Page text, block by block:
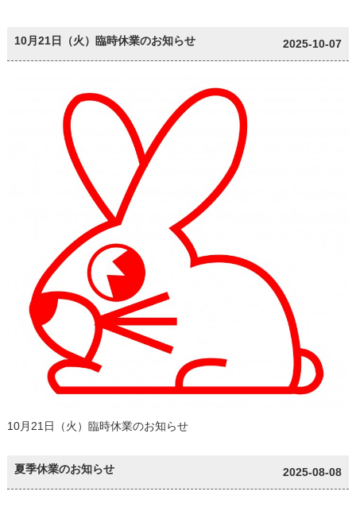
10月21日（火）臨時休業のお知らせ 2025-10-07
10月21日（火）臨時休業のお知らせ
夏季休業のお知らせ 2025-08-08